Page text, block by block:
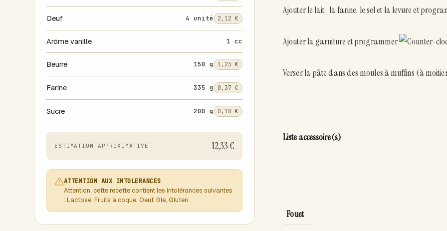
Oeuf 4 unité 2,12 €
Arôme vanille 1 cc
Beurre 150 g 1,23 €
Farine 335 g 0,37 €
Sucre 200 g 0,18 €
ESTIMATION APPROXIMATIVE 12,33 €
ATTENTION AUX INTOLERANCES
Attention, cette recette contient les intolérances suivantes
: Lactose, Fruits à coque, Oeuf, Blé, Gluten
Ajouter le lait, la farine, le sel et la levure et
Ajouter la garniture et programmer
Verser la pâte dans des moules à muffins (à
Liste accessoire(s)
Fouet